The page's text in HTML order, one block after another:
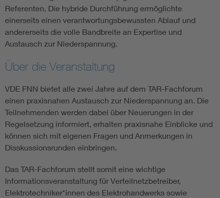
Referenten. Die hybride Durchführung ermöglichte
einerseits einen verantwortungsbewussten Ablauf und
andererseits die volle Bandbreite an Expertise und
Austausch zur Niederspannung.
Über die Veranstaltung
VDE FNN bietet alle zwei Jahre auf dem TAR-Fachforum
einen praxisnahen Austausch zur Niederspannung an. Die
Teilnehmenden werden dabei über Neuerungen in der
Regelsetzung informiert, erhalten praxisnahe Einblicke und
können sich mit eigenen Fragen und Anmerkungen in
Disskussionsrunden einbringen.
Das TAR-Fachforum stellt somit eine wichtige
Informationsveranstaltung für Verteilnetzbetreiber,
Elektrotechniker*innen des Elektrohandwerks sowie